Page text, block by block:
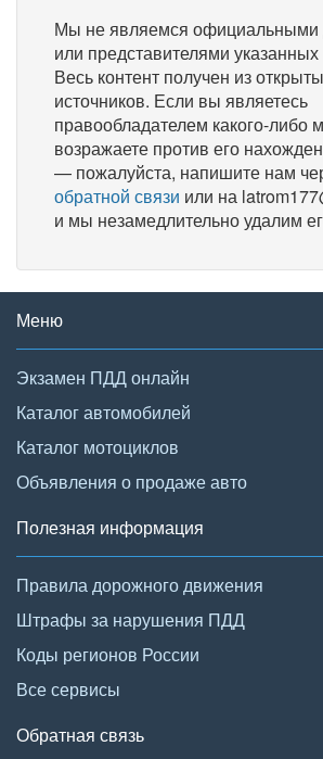
Мы не являемся официальными
или представителями
Весь контент получен из
источников. Если вы являетесь
правообладателем какого-либо
возражаете против его
— пожалуйста, напишите нам
обратной связи или на
и мы незамедлительно удалим
Меню
Экзамен ПДД онлайн
Каталог автомобилей
Каталог мотоциклов
Объявления о продаже авто
Полезная информация
Правила дорожного движения
Штрафы за нарушения ПДД
Коды регионов России
Все сервисы
Обратная связь